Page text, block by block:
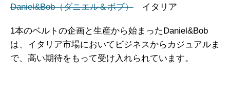
Daniel&Bob（ダニエル＆ボブ） イタリア
1本のベルトの企画と生産から始まったDaniel&Bob
は、イタリア市場においてビジネスからカジュアルま
で、高い期待をもって受け入れられています。